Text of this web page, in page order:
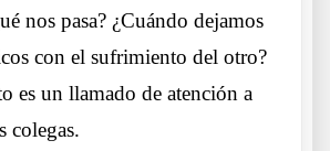
nos pasa? ¿Cuándo dejamos
con el sufrimiento del otro?
es un llamado de atención a
colegas.